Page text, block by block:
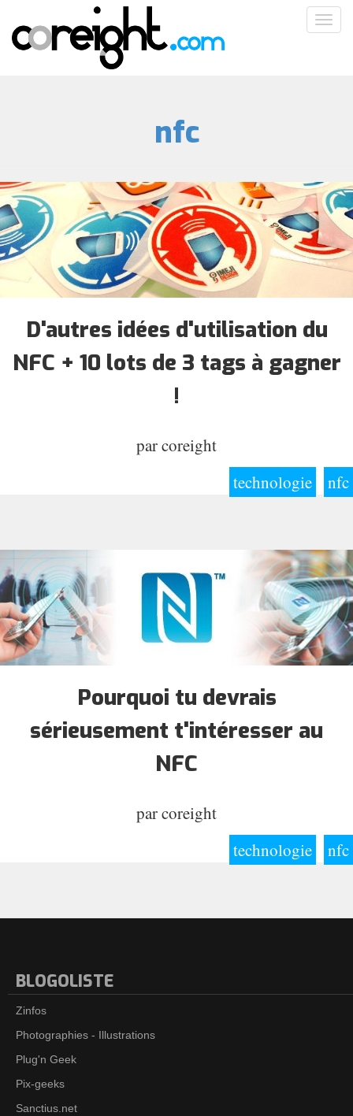
contenu
principal
nfc
D'autres idées d'utilisation du
NFC + 10 lots de 3 tags à gagner
!
parcoreight
technologie
nfc
Pourquoi tu devrais
sérieusement t'intéresser au
NFC
parcoreight
technologie
nfc
BLOGOLISTE
Zinfos
Photographies - Illustrations
Plug'n Geek
Pix-geeks
Sanctius.net